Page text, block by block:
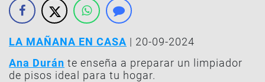
LA MAÑANA EN CASA | 20-09-2024
Ana Durán te enseña a preparar un limpiador
de pisos ideal para tu hogar.